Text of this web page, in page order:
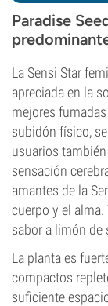
Paradise
La Sensi Star
apreciada en la
mejores
subidón físico,
usuarios
sensación
amantes de la
cuerpo y el alma.
sabor a limón de
La planta es
compactos
suficiente